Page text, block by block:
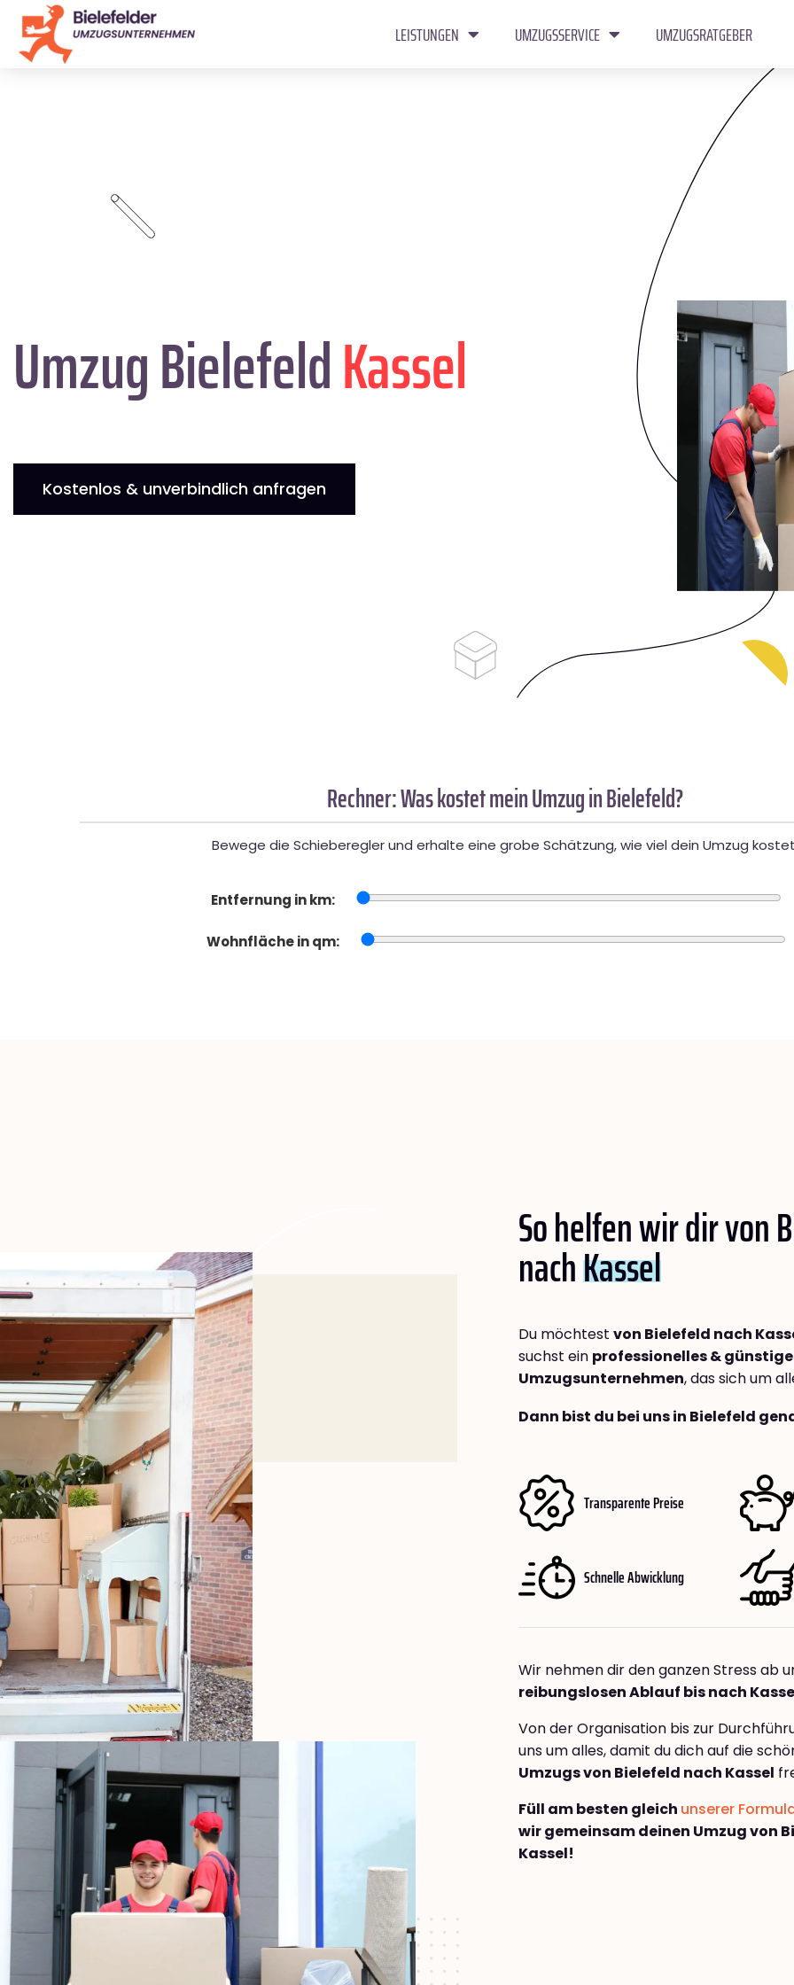
LEISTUNGEN UMZUGSSERVICE UMZUGSRATGEBER
Umzug BielefeldKassel
Kostenlos & unverbindlich anfragen
Rechner: Was kostet mein Umzug in Bielefeld?
Bewege die Schieberegler und erhalte eine grobe Schätzung, wie viel dein Umzug
Entfernung in km:
Wohnfläche in qm:
So helfen wir dir von
nachKassel
Du möchtest von Bielefeld nach
suchst ein professionelles &
Umzugsunternehmen, das sich um
Dann bist du bei uns in Bielefeld
Transparente Preise
Schnelle Abwicklung
Wir nehmen dir den ganzen Stress ab
reibungslosen Ablauf bis nach
Von der Organisation bis zur
uns um alles, damit du dich auf die
Umzugs von Bielefeld nach Kassel
Füll am besten gleich unserer
wir gemeinsam deinen Umzug von
Kassel!